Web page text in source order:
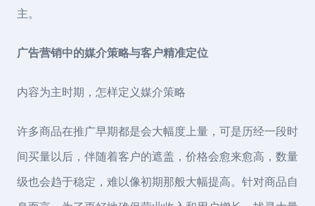
主。
广告营销中的媒介策略与客户精准定位
内容为主时期，怎样定义媒介策略
许多商品在推广早期都是会大幅度上量，可是历经一段时
间买量以后，伴随着客户的遮盖，价格会愈来愈高，数量
级也会趋于稳定，难以像初期那般大幅提高。针对商品自